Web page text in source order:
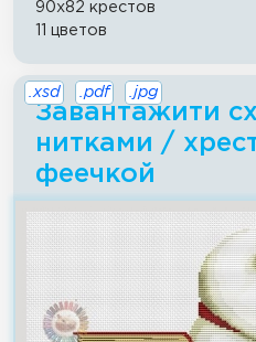
90x82 крестов
11 цветов
Завантажити
нитками /
феечкой
.xsd .pdf .jpg